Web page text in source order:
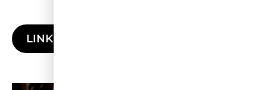
LINKEDIN